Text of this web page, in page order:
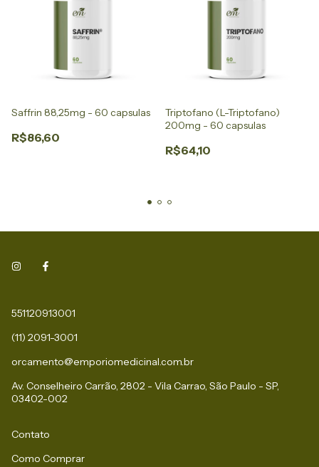
Saffrin 88,25mg - 60 capsulas
R$86,60
Triptofano (L-Triptofano)
200mg - 60 capsulas
R$64,10
551120913001
(11) 2091-3001
orcamento@emporiomedicinal.com.br
Av. Conselheiro Carrão, 2802 - Vila Carrao, São Paulo - SP,
03402-002
Contato
Como Comprar